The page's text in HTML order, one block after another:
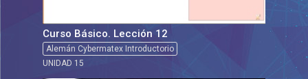
Curso Básico. Lección 12
Alemán Cybermatex Introductorio
UNIDAD 15